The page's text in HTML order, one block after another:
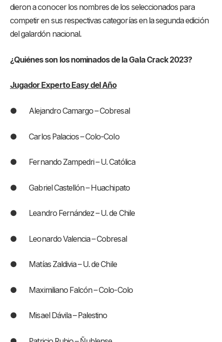
dieron a conocer los nombres de los seleccionados para
competir en sus respectivas categorías en la segunda edición
del galardón nacional.
¿Quiénes son los nominados de la Gala Crack 2023?
Jugador Experto Easy del Año
● Alejandro Camargo – Cobresal
● Carlos Palacios – Colo-Colo
● Fernando Zampedri – U. Católica
● Gabriel Castellón – Huachipato
● Leandro Fernández – U. de Chile
● Leonardo Valencia – Cobresal
● Matías Zaldivia – U. de Chile
● Maximiliano Falcón – Colo-Colo
● Misael Dávila – Palestino